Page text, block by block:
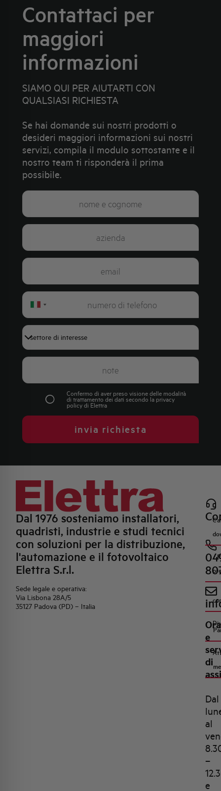
Contattaci per
maggiori
informazioni
SIAMO QUI PER AIUTARTI CON
QUALSIASI RICHIESTA
Se hai domande sui nostri prodotti o
desideri maggiori informazioni sui nostri
servizi, compila il modulo sottostante e il
nostro team ti risponderà il prima
possibile.
Italy
Confermo di aver preso visione delle modalità
di trattamento dei dati secondo la privacy
policydi Elettra
invia richiesta
Dal 1976 sosteniamo installatori,
quadristi, industrie e studi tecnici
con soluzioni per la distribuzione,
l'automazione e il fotovoltaico
Elettra S.r.l.
Sede legale e operativa:
Via Lisbona 28A/5
35127 Padova (PD) – Italia
e
di
Dal
al
–
e